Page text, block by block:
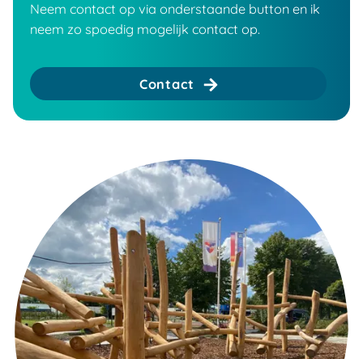
Neem contact op via onderstaande button en ik
neem zo spoedig mogelijk contact op.
Contact